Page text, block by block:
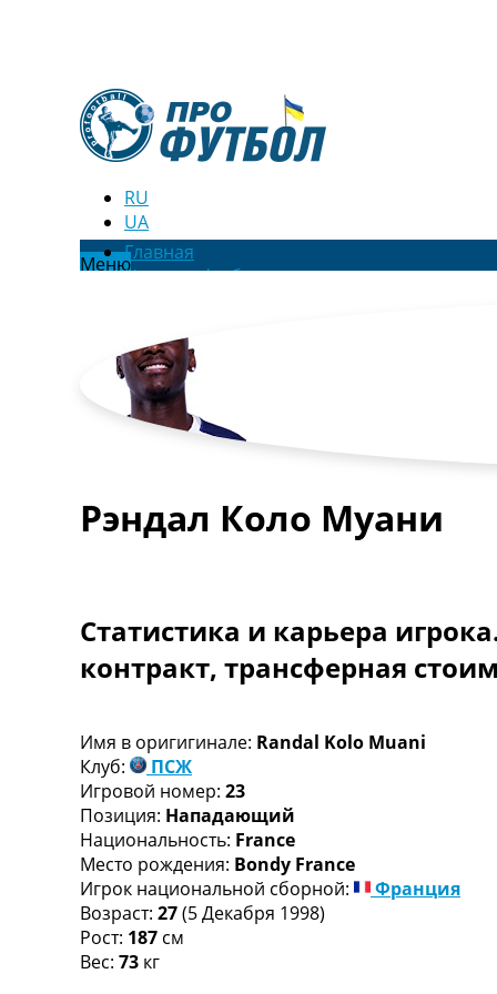
RU
UA
МенюГлавная
Новости футбола
Новости футбола Украины
Последние комментарии
Конкурс прогнозов
Логин
Рейтинги
Турниры
Англия. Премьер Лига
Испания. Ла Лига
Другие Турниры >>>
Таблицы групп Чемпионата Мира
Украина. Премьер-Лига
Украина. Первая Лига
Лига Чемпионов. Таблицы групп
Англия. Премьер-Лига
Испания. Ла Лига
Все таблицы >>>
Рейтинги
Рейтинг стран УЕФА
Рэндал Коло Муани
Статистика и карьера
контракт, трансферная
Имя в оригигинале: Randal Kolo Muani
Клуб:
ПСЖ
Игровой номер: 23
Позиция: Нападающий
Национальность: France
Место рождения: Bondy France
Игрок национальной сборной:
Франция
Возраст: 27(5 Декабря 1998)
Рост: 187 см
Вес: 73 кг